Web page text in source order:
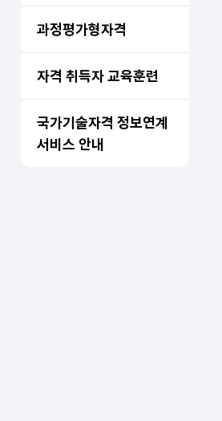
과정평가형자격
자격 취득자 교육훈련
국가기술자격 정보연계
서비스 안내